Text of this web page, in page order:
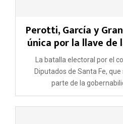
Perotti, García y
única por la llave
La batalla electoral por el
Diputados de Santa Fe,
parte de la